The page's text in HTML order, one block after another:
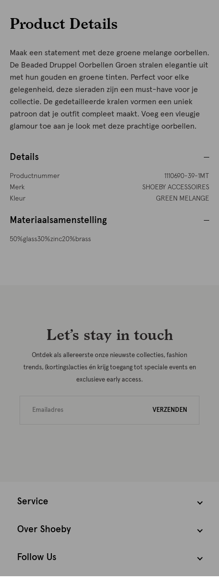
Product Details
Maak een statement met deze groene melange oorbellen.
De Beaded Druppel Oorbellen Groen stralen elegantie uit
met hun gouden en groene tinten. Perfect voor elke
gelegenheid, deze sieraden zijn een must-have voor je
collectie. De gedetailleerde kralen vormen een uniek
patroon dat je outfit compleet maakt. Voeg een vleugje
glamour toe aan je look met deze prachtige oorbellen.
Details
Productnummer
1110690-39-1MT
Merk
SHOEBY ACCESSOIRES
Kleur
GREEN MELANGE
Materiaalsamenstelling
50%glass30%zinc20%brass
Let’s stay in touch
Ontdek als allereerste onze nieuwste collecties, fashion
trends, (kortings)acties én krijg toegang tot speciale events en
exclusieve early access.
VERZENDEN
Service
Over Shoeby
Follow Us